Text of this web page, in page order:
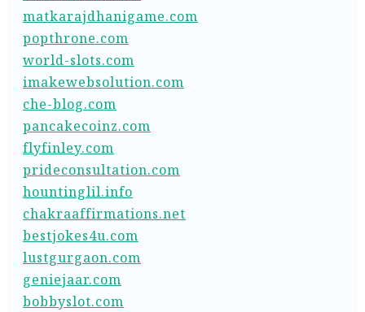
matkarajdhanigame.com
popthrone.com
world-slots.com
imakewebsolution.com
che-blog.com
pancakecoinz.com
flyfinley.com
prideconsultation.com
hountinglil.info
chakraaffirmations.net
bestjokes4u.com
lustgurgaon.com
geniejaar.com
bobbyslot.com